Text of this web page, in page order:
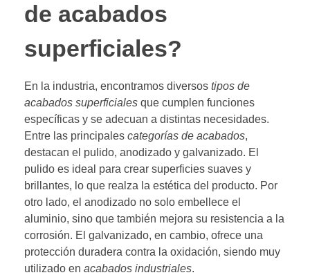
de acabados
superficiales?
En la industria, encontramos diversos tipos de
acabados superficiales que cumplen funciones
específicas y se adecuan a distintas necesidades.
Entre las principales categorías de acabados,
destacan el pulido, anodizado y galvanizado. El
pulido es ideal para crear superficies suaves y
brillantes, lo que realza la estética del producto. Por
otro lado, el anodizado no solo embellece el
aluminio, sino que también mejora su resistencia a la
corrosión. El galvanizado, en cambio, ofrece una
protección duradera contra la oxidación, siendo muy
utilizado en acabados industriales.